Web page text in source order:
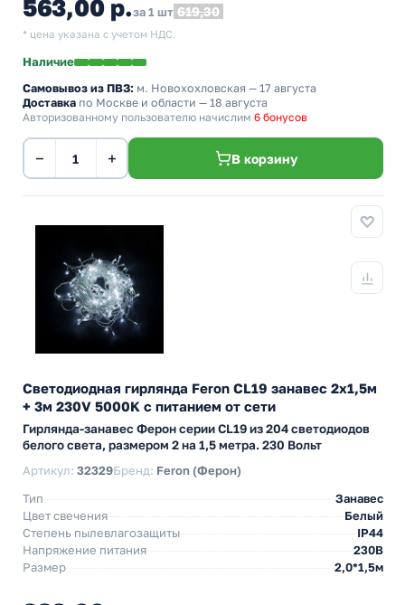
563,00 р.за 1 шт 619,30
* цена указана с учетом НДС.
Наличие
Самовывоз из ПВЗ: м. Новохохловская — 17 августа
Доставка по Москве и области — 18 августа
Авторизованному пользователю начислим 6 бонусов
− + В корзину
Светодиодная гирлянда Feron CL19 занавес 2x1,5м
+ 3м 230V 5000K c питанием от сети
Гирлянда-занавес Ферон серии CL19 из 204 светодиодов
белого света, размером 2 на 1,5 метра. 230 Вольт
Артикул: 32329Бренд: Feron (Ферон)
Тип
Занавес
Цвет свечения
Белый
Степень пылевлагозащиты
IP44
Напряжение питания
230В
Размер
2,0*1,5м